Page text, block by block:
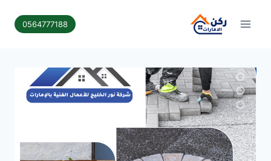
0564777188